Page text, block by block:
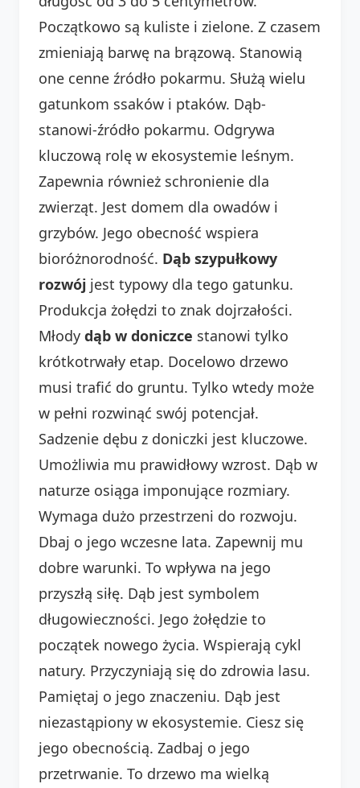
Początkowo są kuliste i zielone. Z czasem
zmieniają barwę na brązową. Stanowią
one cenne źródło pokarmu. Służą wielu
gatunkom ssaków i ptaków. Dąb-
stanowi-źródło pokarmu. Odgrywa
kluczową rolę w ekosystemie leśnym.
Zapewnia również schronienie dla
zwierząt. Jest domem dla owadów i
grzybów. Jego obecność wspiera
bioróżnorodność. Dąb szypułkowy
rozwój jest typowy dla tego gatunku.
Produkcja żołędzi to znak dojrzałości.
Młody dąb w doniczce stanowi tylko
krótkotrwały etap. Docelowo drzewo
musi trafić do gruntu. Tylko wtedy może
w pełni rozwinąć swój potencjał.
Sadzenie dębu z doniczki jest kluczowe.
Umożliwia mu prawidłowy wzrost. Dąb w
naturze osiąga imponujące rozmiary.
Wymaga dużo przestrzeni do rozwoju.
Dbaj o jego wczesne lata. Zapewnij mu
dobre warunki. To wpływa na jego
przyszłą siłę. Dąb jest symbolem
długowieczności. Jego żołędzie to
początek nowego życia. Wspierają cykl
natury. Przyczyniają się do zdrowia lasu.
Pamiętaj o jego znaczeniu. Dąb jest
niezastąpiony w ekosystemie. Ciesz się
jego obecnością. Zadbaj o jego
przetrwanie. To drzewo ma wielką